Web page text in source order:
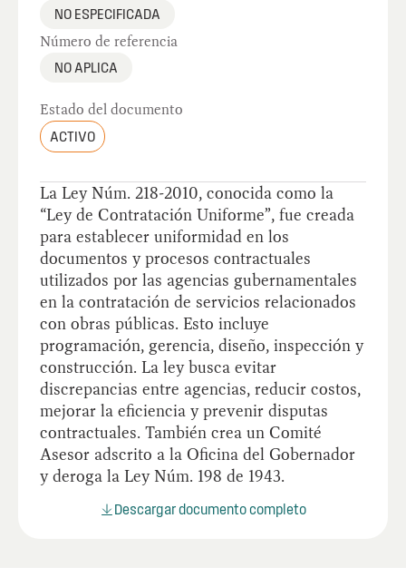
NO ESPECIFICADA
Número de referencia
NO APLICA
Estado del documento
ACTIVO
La Ley Núm. 218-2010, conocida como la
“Ley de Contratación Uniforme”, fue creada
para establecer uniformidad en los
documentos y procesos contractuales
utilizados por las agencias gubernamentales
en la contratación de servicios relacionados
con obras públicas. Esto incluye
programación, gerencia, diseño, inspección y
construcción. La ley busca evitar
discrepancias entre agencias, reducir costos,
mejorar la eficiencia y prevenir disputas
contractuales. También crea un Comité
Asesor adscrito a la Oficina del Gobernador
y deroga la Ley Núm. 198 de 1943.
Descargar documento completo